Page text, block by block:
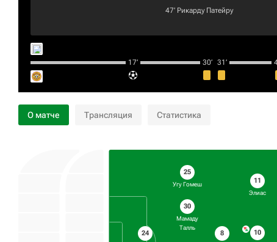
47‎’‎ Рикарду Патейру
17‎’‎ 30‎’‎ 31‎’‎
О матче Трансляция Статистика
24
25
Угу Гомеш
30
Мамаду
Талль
8
11
Элиас
10